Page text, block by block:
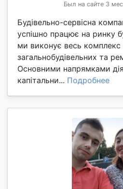
Был на сайте 3
Будівельно-сервісна
успішно працює на ринку
ми виконує весь комплекс
загальнобудівельних та
Основними напрямками
капітальни... Подробнее